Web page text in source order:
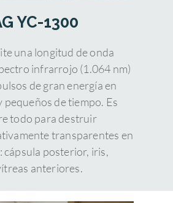
YC-1300
una longitud de onda
infrarrojo (1.064 nm)
de gran energía en
pequeños de tiempo. Es
todo para destruir
transparentes en
posterior, iris,
anteriores.